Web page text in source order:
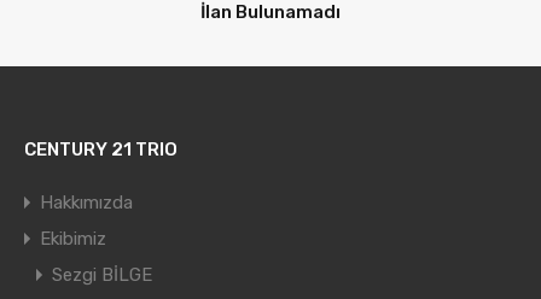
İlan Bulunamadı
CENTURY 21 TRIO
Hakkımızda
Ekibimiz
Sezgi BİLGE